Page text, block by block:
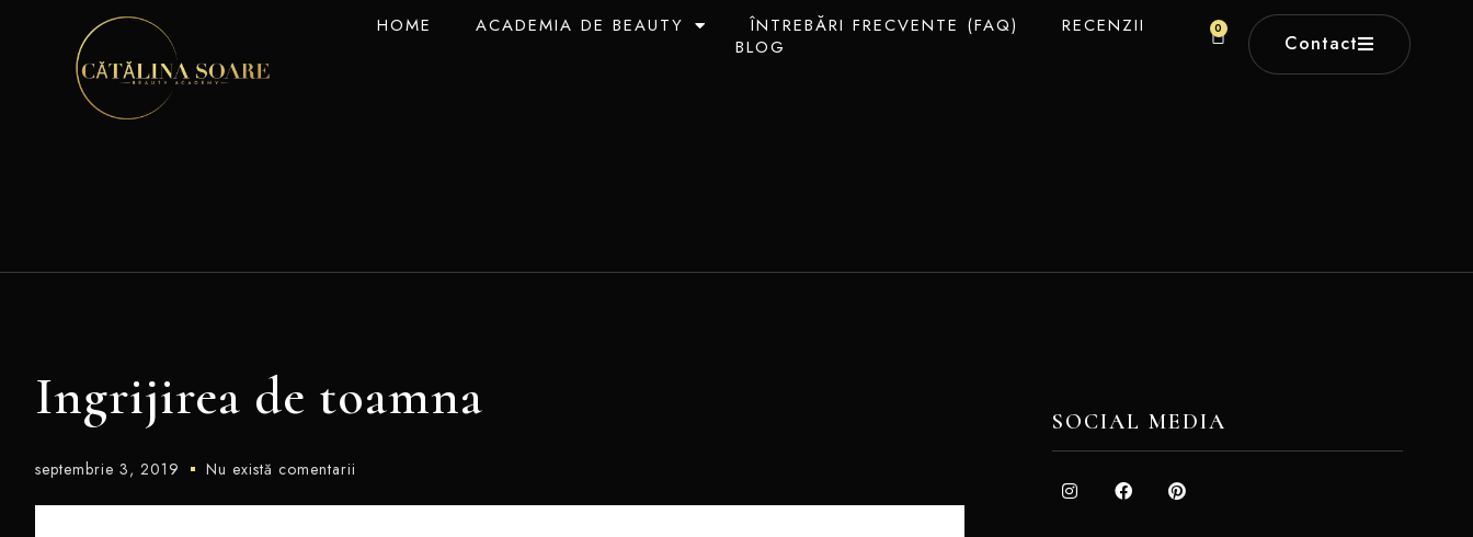
HOME ACADEMIA DE BEAUTY ÎNTREBĂRI FRECVENTE (FAQ)
RECENZII
BLOG
Contact
0
Ingrijirea de toamna
septembrie 3, 2019 Nu există comentarii
SOCIAL MEDIA